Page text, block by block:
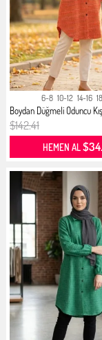
6-8 10-12 14-16
Boydan Düğmeli Oduncu
$142.41
HEMEN AL